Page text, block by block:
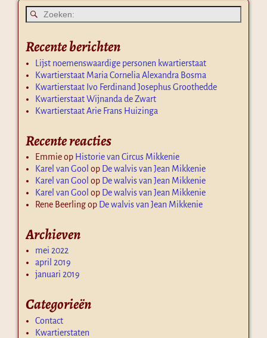
Recente berichten
Lijst noemenswaardige personen kwartierstaat
Kwartierstaat Maria Cornelia Alexandra Bosma
Kwartierstaat Ivo Ferdinand Josephus Groothedde
Kwartierstaat Wijnanda de Zwart
Kwartierstaat Arie Frans Huizinga
Recente reacties
Emmieop Historie van Circus Mikkenie
Karel van Gool op De walvis van Jean Mikkenie
Karel van Gool op De walvis van Jean Mikkenie
Karel van Gool op De walvis van Jean Mikkenie
Rene Beerlingop De walvis van Jean Mikkenie
Archieven
mei 2022
april 2019
januari 2019
Categorieën
Contact
Kwartierstaten